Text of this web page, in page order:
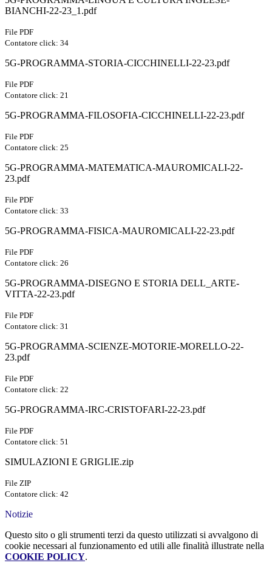
BIANCHI-22-23_1.pdf
File PDF
Contatore click: 34
5G-PROGRAMMA-STORIA-CICCHINELLI-22-23.pdf
File PDF
Contatore click: 21
5G-PROGRAMMA-FILOSOFIA-CICCHINELLI-22-23.pdf
File PDF
Contatore click: 25
5G-PROGRAMMA-MATEMATICA-MAUROMICALI-22-
23.pdf
File PDF
Contatore click: 33
5G-PROGRAMMA-FISICA-MAUROMICALI-22-23.pdf
File PDF
Contatore click: 26
5G-PROGRAMMA-DISEGNO E STORIA DELL_ARTE-
VITTA-22-23.pdf
File PDF
Contatore click: 31
5G-PROGRAMMA-SCIENZE-MOTORIE-MORELLO-22-
23.pdf
File PDF
Contatore click: 22
5G-PROGRAMMA-IRC-CRISTOFARI-22-23.pdf
File PDF
Contatore click: 51
SIMULAZIONI E GRIGLIE.zip
File ZIP
Contatore click: 42
Notizie
Questo sito o gli strumenti terzi da questo utilizzati si avvalgono di
cookie necessari al funzionamento ed utili alle finalità illustrate nella
COOKIE POLICY.